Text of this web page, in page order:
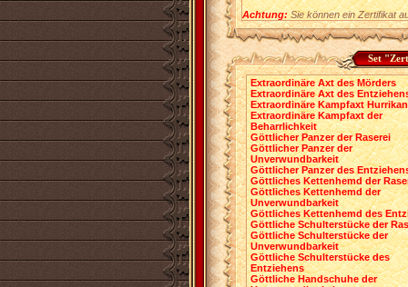
Achtung:Sie können ein Zertifikat
Set
Extraordinäre Axt des Mörders
Extraordinäre Axt des
Extraordinäre Kampfaxt Hurrikan
Extraordinäre Kampfaxt der
Beharrlichkeit
Göttlicher Panzer der Raserei
Göttlicher Panzer der
Unverwundbarkeit
Göttlicher Panzer des
Göttliches Kettenhemd der
Göttliches Kettenhemd der
Unverwundbarkeit
Göttliches Kettenhemd des
Göttliche Schulterstücke der
Göttliche Schulterstücke der
Unverwundbarkeit
Göttliche Schulterstücke des
Entziehens
Göttliche Handschuhe der